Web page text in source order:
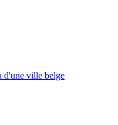
d'une ville belge